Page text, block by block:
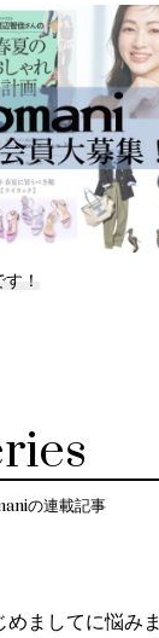
！
の連載記事
めましてに悩みま